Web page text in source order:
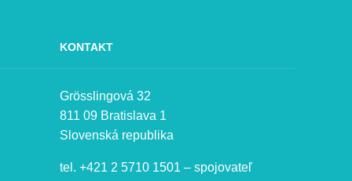
KONTAKT
Grösslingová 32
811 09 Bratislava 1
Slovenská republika
tel. +421 2 5710 1501 – spojovateľ